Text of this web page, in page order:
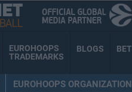
EUROHOOPS
TRADEMARKS
BLOGS BET
EUROHOOPS ORGANIZATION